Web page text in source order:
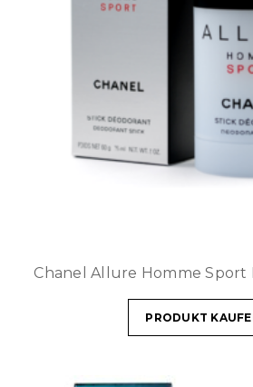
Chanel Allure Homme Sport
PRODUKT